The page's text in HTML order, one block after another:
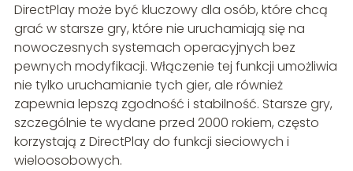
DirectPlay może być kluczowy dla osób, które chcą
grać w starsze gry, które nie uruchamiają się na
nowoczesnych systemach operacyjnych bez
pewnych modyfikacji. Włączenie tej funkcji umożliwia
nie tylko uruchamianie tych gier, ale również
zapewnia lepszą zgodność i stabilność. Starsze gry,
szczególnie te wydane przed 2000 rokiem, często
korzystają z DirectPlay do funkcji sieciowych i
wieloosobowych.